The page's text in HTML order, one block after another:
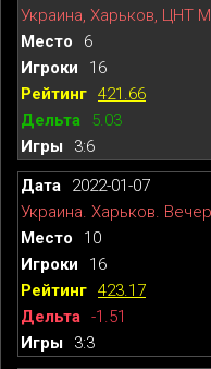
Украина, Харьков, ЦНТ
6
16
421.66
5.03
3:6
2022-01-07
Украина. Харьков.
10
16
423.17
-1.51
3:3